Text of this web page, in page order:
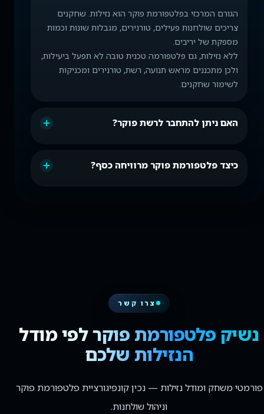
הגורם המרכזי בפלטפורמת פוקר הוא נזילות. שחקנים
צריכים שולחנות פעילים, טורנירים, מגבלות שונות וכמות
מספקת של יריבים.
ללא נזילות, גם פלטפורמה טכנית טובה לא תפעל ביעילות,
ולכן מתכננים מראש תנועה, רשת, טורנירים ומכניקות
לשימור שחקנים.
האם ניתן להתחבר לרשת פוקר?
כיצד פלטפורמת פוקר מרוויחה כסף?
צרו קשר
נשיק פלטפורמת פוקר לפי מודל
הנזילות שלכם
פורמטי משחק ומודל נזילות — נכין קונפיגורציית פלטפורמת פוקר
וניהול שולחנות.